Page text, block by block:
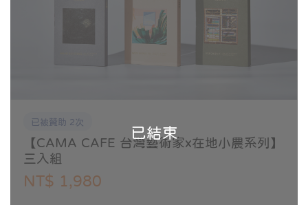
以紙膠帶為主要創作語彙，探討日常符號與介面的關係，將網
路消費、鐵窗花等元素編碼重組，形成獨特視覺圖像。
上海、FB總部等地進行駐村與現地創作，她的裝置創作結合
温孟瑜／藝術家
擅長以壓克力結合絹印與版畫技法，重現日常生活中的室內空
間與家具布局，探索記憶與情感的微妙層次。
畫面常營造如夢的陌生感，透過色彩系統與筆觸氛圍呈現物件
已結束
已被贊助 2次
【CAMA CAFE 台灣藝術家x在地小農系列】
三入組
NT$ 1,980